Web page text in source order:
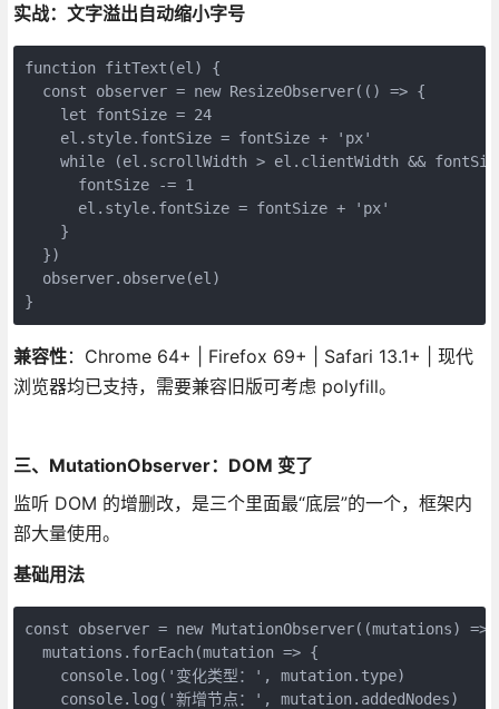
实战：文字溢出自动缩小字号
function fitText(el) {
  const observer = new ResizeObserver(() => {
    let fontSize = 24
    el.style.fontSize = fontSize + 'px'
while (el.scrollWidth > el.clientWidth &&
      fontSize -= 1
      el.style.fontSize = fontSize + 'px'
    }
  })
  observer.observe(el)
}
兼容性：Chrome 64+ | Firefox 69+ | Safari 13.1+ | 现代
浏览器均已支持，需要兼容旧版可考虑 polyfill。
三、MutationObserver：DOM 变了
监听 DOM 的增删改，是三个里面最“底层”的一个，框架内
部大量使用。
基础用法
const observer = new MutationObserver((mutations) =>
  mutations.forEach(mutation => {
    console.log('变化类型：', mutation.type)
    console.log('新增节点：', mutation.addedNodes)